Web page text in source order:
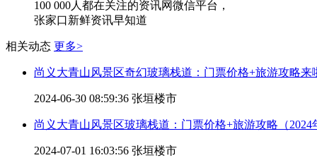
100 000人都在关注的资讯网微信平台，
张家口新鲜资讯早知道
相关动态 更多>
尚义大青山风景区奇幻玻璃栈道：门票价格+旅游攻略来
2024-06-30 08:59:36 张垣楼市
尚义大青山风景区玻璃栈道：门票价格+旅游攻略（2024
2024-07-01 16:03:56 张垣楼市